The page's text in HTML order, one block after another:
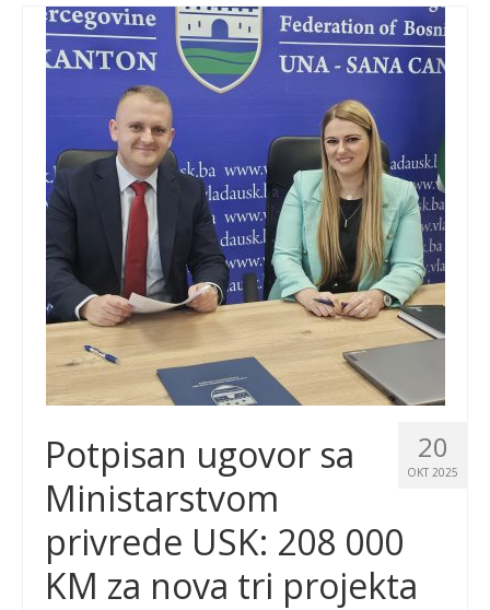
20
OKT 2025
Potpisan ugovor sa
Ministarstvom
privrede USK: 208 000
KM za nova tri projekta